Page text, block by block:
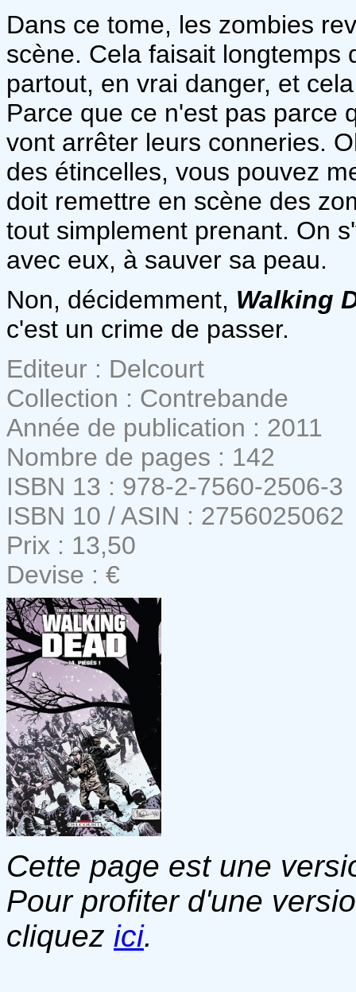
Dans ce tome, les zombies
scène. Cela faisait longtemps
partout, en vrai danger, et
Parce que ce n'est pas parce
vont arrêter leurs conneries.
des étincelles, vous pouvez
doit remettre en scène des
tout simplement prenant. On
avec eux, à sauver sa peau.
Non, décidemment, Walking
c'est un crime de passer.
Editeur : Delcourt
Collection : Contrebande
Année de publication : 2011
Nombre de pages : 142
ISBN 13 : 978-2-7560-2506-3
ISBN 10 / ASIN : 2756025062
Prix : 13,50
Devise : €
Cette page est une
Pour profiter d'une
cliquez ici.